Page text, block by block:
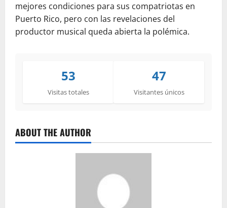
mejores condiciones para sus compatriotas en
Puerto Rico, pero con las revelaciones del
productor musical queda abierta la polémica.
53
Visitas totales
47
Visitantes únicos
ABOUT THE AUTHOR